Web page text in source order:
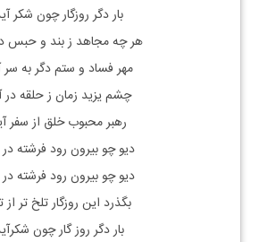
بار دگر روزگار چون شکر
هر چه مجاهد ز بند و حبس
مهر فساد و ستم دگر به سر
چشم یزید زمان ز حلقه در
رهبر محبوب خلق از سفر
دیو چو بیرون رود فرشته در
دیو چو بیرون رود فرشته در
بگذرد این روزگار تلخ تر از
بار دگر روز گار چون